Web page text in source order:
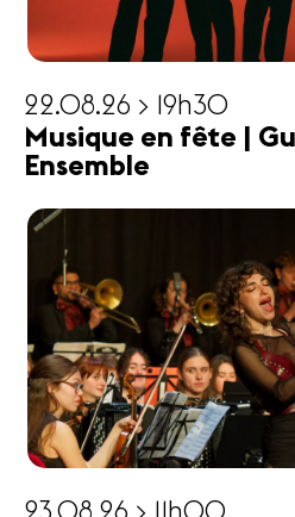
22.08.26 > 19h30
Musique en fête |
Ensemble